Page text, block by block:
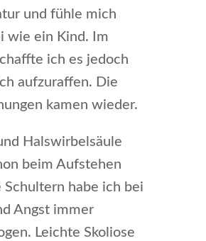
und fühle mich
wie ein Kind. Im
ich es jedoch
aufzuraffen. Die
kamen wieder.
Halswirbelsäule
beim Aufstehen
Schultern habe ich bei
Angst immer
Leichte Skoliose